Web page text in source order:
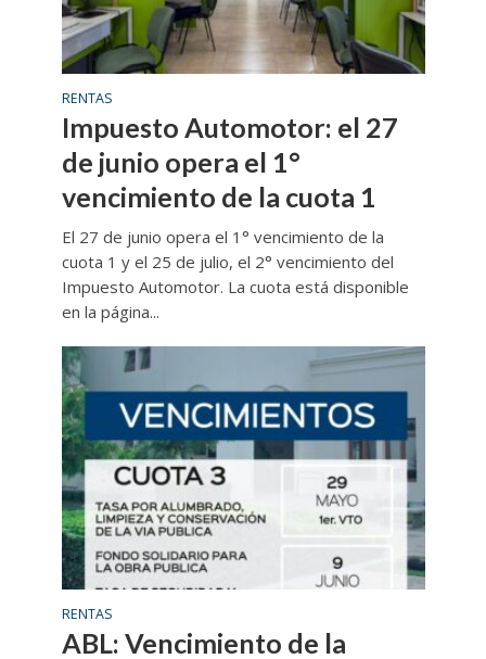
RENTAS
Impuesto Automotor: el 27
de junio opera el 1°
vencimiento de la cuota 1
El 27 de junio opera el 1° vencimiento de la
cuota 1 y el 25 de julio, el 2° vencimiento del
Impuesto Automotor. La cuota está disponible
en la página...
RENTAS
ABL: Vencimiento de la